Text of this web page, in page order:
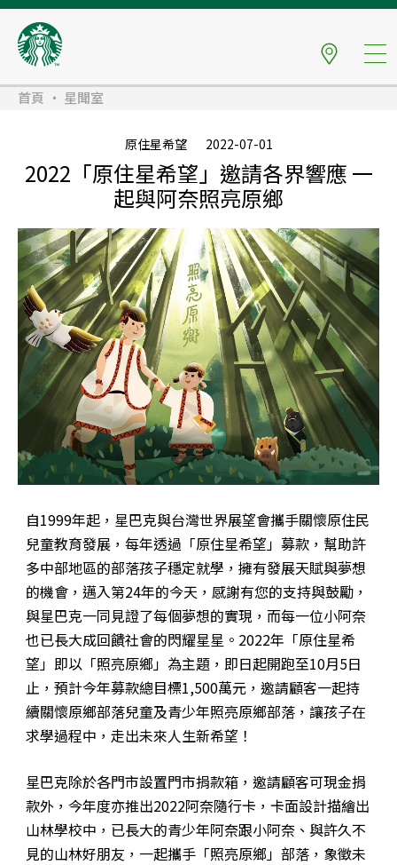
首頁 星聞室
原住星希望 2022-07-01
2022「原住星希望」邀請各界響應 一
起與阿奈照亮原鄉
自1999年起，星巴克與台灣世界展望會攜手關懷原住民
兒童教育發展，每年透過「原住星希望」募款，幫助許
多中部地區的部落孩子穩定就學，擁有發展天賦與夢想
的機會，邁入第24年的今天，感謝有您的支持與鼓勵，
與星巴克一同見證了每個夢想的實現，而每一位小阿奈
也已長大成回饋社會的閃耀星星。2022年「原住星希
望」即以「照亮原鄉」為主題，即日起開跑至10月5日
止，預計今年募款總目標1,500萬元，邀請顧客一起持
續關懷原鄉部落兒童及青少年照亮原鄉部落，讓孩子在
求學過程中，走出未來人生新希望！
星巴克除於各門市設置門市捐款箱，邀請顧客可現金捐
款外，今年度亦推出2022阿奈隨行卡，卡面設計描繪出
山林學校中，已長大的青少年阿奈跟小阿奈、與許久不
見的山林好朋友，一起攜手「照亮原鄉」部落，象徵未